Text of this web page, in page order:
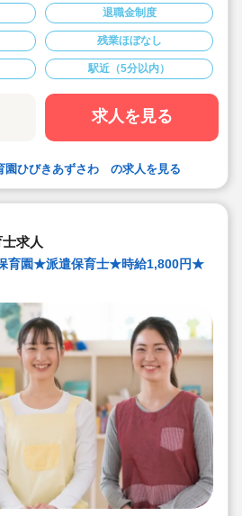
す♪
円～/経験・実績に応じて加算！頑張りが
です☆
】×2か月分/別途手当あり！
日！有給も入社初日に10日付与、ワーク
がとりやすい環境です♪
位で支給。業務の前後の着替えの時間も
制度あり。引っ越し代補助5万円♪
とりを大切にする、おもいやりと笑顔が
退職金制度
残業ほぼなし
駅近（5分以内）
求人を見る
園ひびきあずさわ の求人を見る
求人
育園★派遣保育士★時給1,800円★